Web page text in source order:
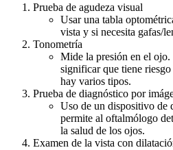
Prueba de agudeza visual
Usar una tabla
vista y si necesita gafas/
Tonometría
Mide la presión en el
significar que tiene
hay varios tipos.
Prueba de diagnóstico por
Uso de un dispositivo de
permite al oftalmólogo
la salud de los ojos.
Examen de la vista con